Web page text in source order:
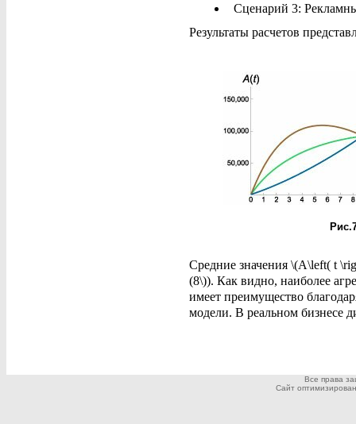
Сценарий 3:
Результаты расчетов
Средние значения \(A\left( t
(8\)). Как видно, наиболее
имеет преимущество
модели. В реальном бизнесе
Все права
Сайт